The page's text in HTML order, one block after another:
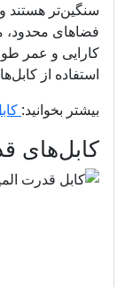
سنگین‌تر هستند
فضاهای محدود،
کارایی و عمر
استفاده از
بیشتر بخوانید:
کابل‌های